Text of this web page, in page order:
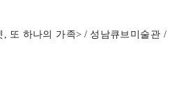
, 또 하나의 가족> / 성남큐브미술관 /